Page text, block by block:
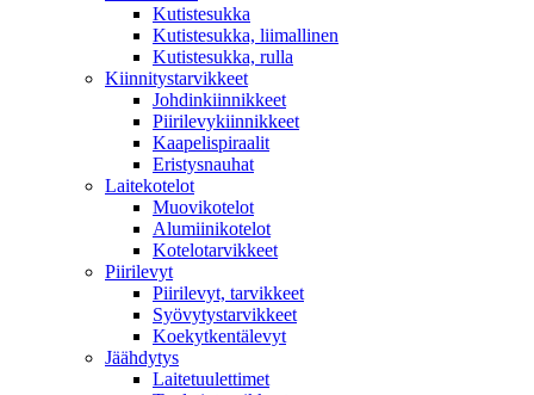
Kutistesukka
Kutistesukka, liimallinen
Kutistesukka, rulla
Kiinnitystarvikkeet
Johdinkiinnikkeet
Piirilevykiinnikkeet
Kaapelispiraalit
Eristysnauhat
Laitekotelot
Muovikotelot
Alumiinikotelot
Kotelotarvikkeet
Piirilevyt
Piirilevyt, tarvikkeet
Syövytystarvikkeet
Koekytkentälevyt
Jäähdytys
Laitetuulettimet